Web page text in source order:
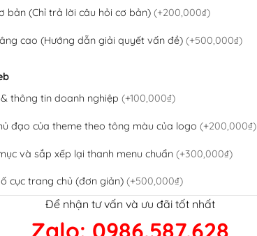
bản (Chỉ trả lời câu hỏi cơ bản) (+200,000₫)
cao (Hướng dẫn giải quyết vấn đề) (+500,000₫)
thông tin doanh nghiệp (+100,000₫)
đạo của theme theo tông màu của logo (+200,000₫)
và sắp xếp lại thanh menu chuẩn (+300,000₫)
cục trang chủ (đơn giản) (+500,000₫)
toán QR Code ngân hàng(+100,000₫)
Để nhận tư vấn và ưu đãi tốt nhất
Zalo: 0986.587.628